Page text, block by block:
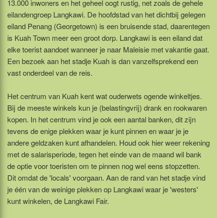
13.000 inwoners en het geheel oogt rustig, net zoals de gehele
eilandengroep Langkawi. De hoofdstad van het dichtbij gelegen
eiland Penang (Georgetown) is een bruisende stad, daarentegen
is Kuah Town meer een groot dorp. Langkawi is een eiland dat
elke toerist aandoet wanneer je naar Maleisie met vakantie gaat.
Een bezoek aan het stadje Kuah is dan vanzelfsprekend een
vast onderdeel van de reis.
Het centrum van Kuah kent wat ouderwets ogende winkeltjes.
Bij de meeste winkels kun je (belastingvrij) drank en rookwaren
kopen. In het centrum vind je ook een aantal banken, dit zijn
tevens de enige plekken waar je kunt pinnen en waar je je
andere geldzaken kunt afhandelen. Houd ook hier weer rekening
met de salarisperiode, tegen het einde van de maand wil bank
de optie voor toeristen om te pinnen nog wel eens stopzetten.
Dit omdat de 'locals' voorgaan. Aan de rand van het stadje vind
je één van de weinige plekken op Langkawi waar je 'westers'
kunt winkelen, de Langkawi Fair.